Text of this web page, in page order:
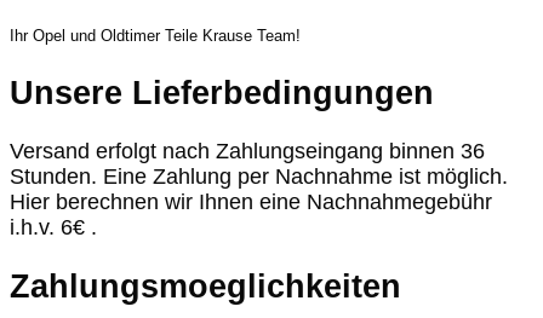
Ihr Opel und Oldtimer Teile Krause Team!
Unsere Lieferbedingungen
Versand erfolgt nach Zahlungseingang binnen 36
Stunden. Eine Zahlung per Nachnahme ist möglich.
Hier berechnen wir Ihnen eine Nachnahmegebühr
i.h.v. 6€ .
Zahlungsmoeglichkeiten